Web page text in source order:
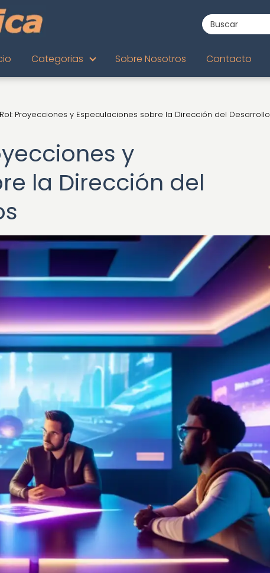
Categorias Sobre Nosotros Contacto
Proyecciones y Especulaciones sobre la Dirección del Desarrollo
y
la Dirección del